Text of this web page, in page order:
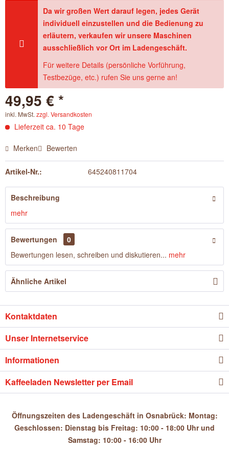
Da wir großen Wert darauf legen, jedes Gerät
individuell einzustellen und die Bedienung zu
erläutern, verkaufen wir unsere Maschinen
ausschließlich vor Ort im Ladengeschäft.
Für weitere Details (persönliche Vorführung,
Testbezüge, etc.) rufen Sie uns gerne an!
49,95 € *
inkl. MwSt. zzgl. Versandkosten
Lieferzeit ca. 10 Tage
Merken Bewerten
Artikel-Nr.: 645240811704
Beschreibung
mehr
Bewertungen
0
Bewertungen lesen, schreiben und diskutieren... mehr
Ähnliche Artikel
Kontaktdaten
Unser Internetservice
Informationen
Kaffeeladen Newsletter per Email
Öffnungszeiten des Ladengeschäft in Osnabrück: Montag:
Geschlossen: Dienstag bis Freitag: 10:00 - 18:00 Uhr und
Samstag: 10:00 - 16:00 Uhr